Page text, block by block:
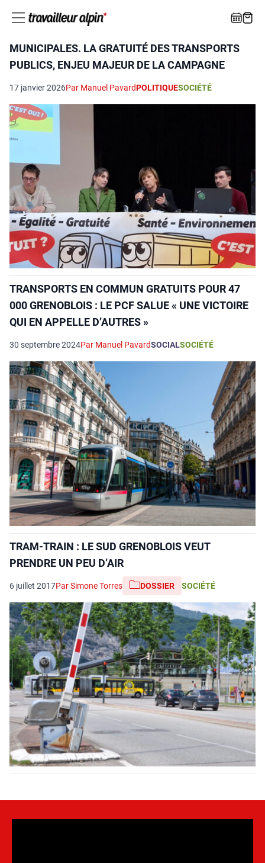
MUNICIPALES. LA GRATUITÉ DES TRANSPORTS
PUBLICS, ENJEU MAJEUR DE LA CAMPAGNE
17 janvier 2026Par Manuel PavardPOLITIQUESOCIÉTÉ
TRANSPORTS EN COMMUN GRATUITS POUR 47
000 GRENOBLOIS : LE PCF SALUE « UNE VICTOIRE
QUI EN APPELLE D’AUTRES »
30 septembre 2024Par Manuel PavardSOCIALSOCIÉTÉ
TRAM-TRAIN : LE SUD GRENOBLOIS VEUT
PRENDRE UN PEU D’AIR
6 juillet 2017Par Simone Torres DOSSIER SOCIÉTÉ